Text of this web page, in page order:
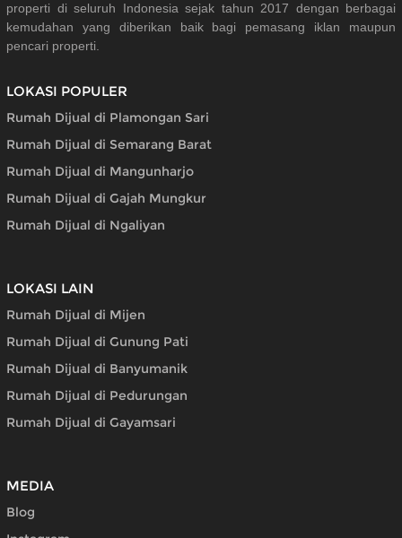
properti di seluruh Indonesia sejak tahun 2017 dengan berbagai
kemudahan yang diberikan baik bagi pemasang iklan maupun
pencari properti.
LOKASI POPULER
Rumah Dijual di Plamongan Sari
Rumah Dijual di Semarang Barat
Rumah Dijual di Mangunharjo
Rumah Dijual di Gajah Mungkur
Rumah Dijual di Ngaliyan
LOKASI LAIN
Rumah Dijual di Mijen
Rumah Dijual di Gunung Pati
Rumah Dijual di Banyumanik
Rumah Dijual di Pedurungan
Rumah Dijual di Gayamsari
MEDIA
Blog